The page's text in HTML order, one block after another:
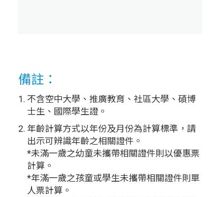
備註：
不含空中大學、推廣教育、社區大學、碩博
士生、國際學生證。
年齡計算方式以年份及月份為計算標準，請
出示可辨識年齡之相關證件。
*未滿一歲之幼童未攜帶相關證件則以優惠票
計算。
*年滿一歲之孩童或學生未攜帶相關證件則單
人票計算。